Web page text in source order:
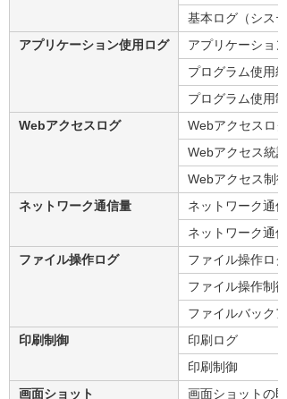
基本ログ（シス
アプリケーション使用ログ
アプリケーショ
プログラム使用統
プログラム使用制
Webアクセスログ
Webアクセスロ
Webアクセス統計
Webアクセス制御
ネットワーク通信量
ネットワーク通信
ネットワーク通信
ファイル操作ログ
ファイル操作ログ
ファイル操作制御
ファイルバック
印刷制御
印刷ログ
印刷制御
画面ショット
画面ショットの即